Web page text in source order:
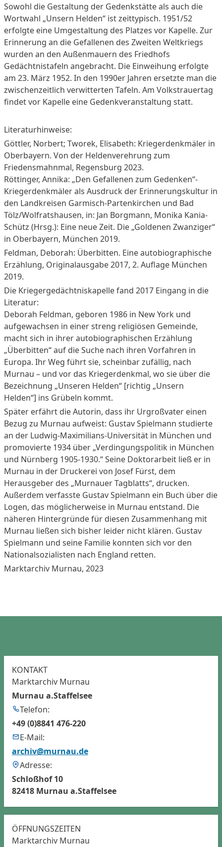
Sowohl die Gestaltung der Gedenkstätte als auch die
Wortwahl „Unsern Helden“ ist zeittypisch. 1951/52
erfolgte eine Umgestaltung des Platzes vor Kapelle. Zur
Erinnerung an die Gefallenen des Zweiten Weltkriegs
wurden an den Außenmauern des Friedhofs
Gedächtnistafeln angebracht. Die Einweihung erfolgte
am 23. März 1952. In den 1990er Jahren ersetzte man die
zwischenzeitlich verwitterten Tafeln. Am Volkstrauertag
findet vor Kapelle eine Gedenkveranstaltung statt.
Literaturhinweise:
Göttler, Norbert; Tworek, Elisabeth: Kriegerdenkmäler in
Oberbayern. Von der Heldenverehrung zum
Friedensmahnmal, Regensburg 2023.
Röttinger, Annika: „Den Gefallenen zum Gedenken“-
Kriegerdenkmäler als Ausdruck der Erinnerungskultur in
den Landkreisen Garmisch-Partenkirchen und Bad
Tölz/Wolfratshausen, in: Jan Borgmann, Monika Kania-
Schütz (Hrsg.): Eine neue Zeit. Die „Goldenen Zwanziger“
in Oberbayern, München 2019.
Feldman, Deborah: Überbitten. Eine autobiographische
Erzählung, Originalausgabe 2017, 2. Auflage München
2019.
Die Kriegergedächtniskapelle fand 2017 Eingang in die
Literatur:
Deborah Feldman, geboren 1986 in New York und
aufgewachsen in einer streng religiösen Gemeinde,
macht sich in ihrer autobiographischen Erzählung
„Überbitten“ auf die Suche nach ihren Vorfahren in
Europa. Ihr Weg führt sie, scheinbar zufällig, nach
Murnau – und vor das Kriegerdenkmal, wo sie über die
Bezeichnung „Unseren Helden“ [richtig „Unsern
Helden“] ins Grübeln kommt.
Später erfährt die Autorin, dass ihr Urgroßvater einen
Bezug zu Murnau aufweist: Gustav Spielmann studierte
an der Ludwig-Maximilians-Universität in München und
promovierte 1934 über „Verdingungspolitik in München
und Nürnberg 1905-1930.“ Seine Doktorarbeit ließ er in
Murnau in der Druckerei von Josef Fürst, dem
Herausgeber des „Murnauer Tagblatts“, drucken.
Außerdem verfasste Gustav Spielmann ein Buch über die
Logen, das möglicherweise in Murnau entstand. Die
näheren Hintergründe für diesen Zusammenhang mit
Murnau ließen sich bisher leider nicht klären. Gustav
Spielmann und seine Familie konnten sich vor den
Nationalsozialisten nach England retten.
Marktarchiv Murnau, 2023
KONTAKT
Marktarchiv Murnau
Murnau a.Staffelsee
Telefon:
+49 (0)8841 476-220
E-Mail:
archiv@murnau.de
Adresse:
Schloßhof 10
82418 Murnau a.Staffelsee
ÖFFNUNGSZEITEN
Marktarchiv Murnau